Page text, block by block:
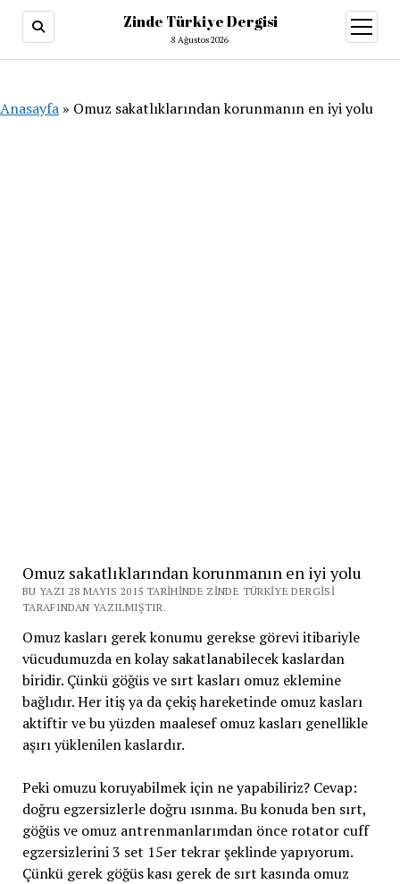
Zinde Türkiye Dergisi
8 Ağustos 2026
aç
Anasayfa » Omuz sakatlıklarından korunmanın en iyi yolu
Omuz sakatlıklarından korunmanın en iyi yolu
BU YAZI 28 MAYIS 2015 TARIHINDE ZINDE TÜRKIYE DERGISI
TARAFINDAN YAZILMIŞTIR.
Omuz kasları gerek konumu gerekse görevi itibariyle
vücudumuzda en kolay sakatlanabilecek kaslardan
biridir. Çünkü göğüs ve sırt kasları omuz eklemine
bağlıdır. Her itiş ya da çekiş hareketinde omuz kasları
aktiftir ve bu yüzden maalesef omuz kasları genellikle
aşırı yüklenilen kaslardır.
Peki omuzu koruyabilmek için ne yapabiliriz? Cevap:
doğru egzersizlerle doğru ısınma. Bu konuda ben sırt,
göğüs ve omuz antrenmanlarımdan önce rotator cuff
egzersizlerini 3 set 15er tekrar şeklinde yapıyorum.
Çünkü gerek göğüs kası gerek de sırt kasında omuz